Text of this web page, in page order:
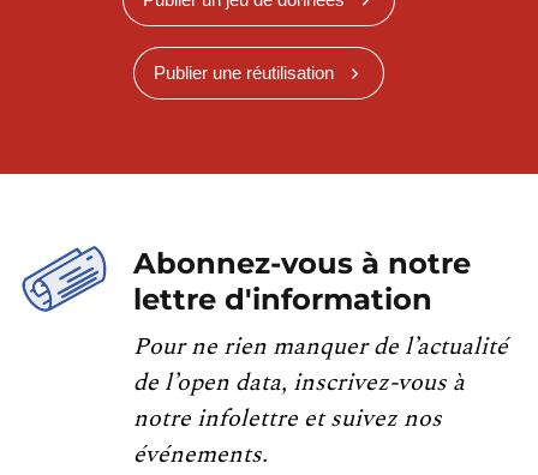
Publier une réutilisation
Abonnez-vous à notre
lettre d'information
Pour ne rien manquer de l’actualité
de l’open data, inscrivez-vous à
notre infolettre et suivez nos
événements.